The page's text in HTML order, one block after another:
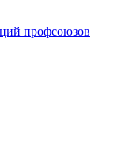
профсоюзов